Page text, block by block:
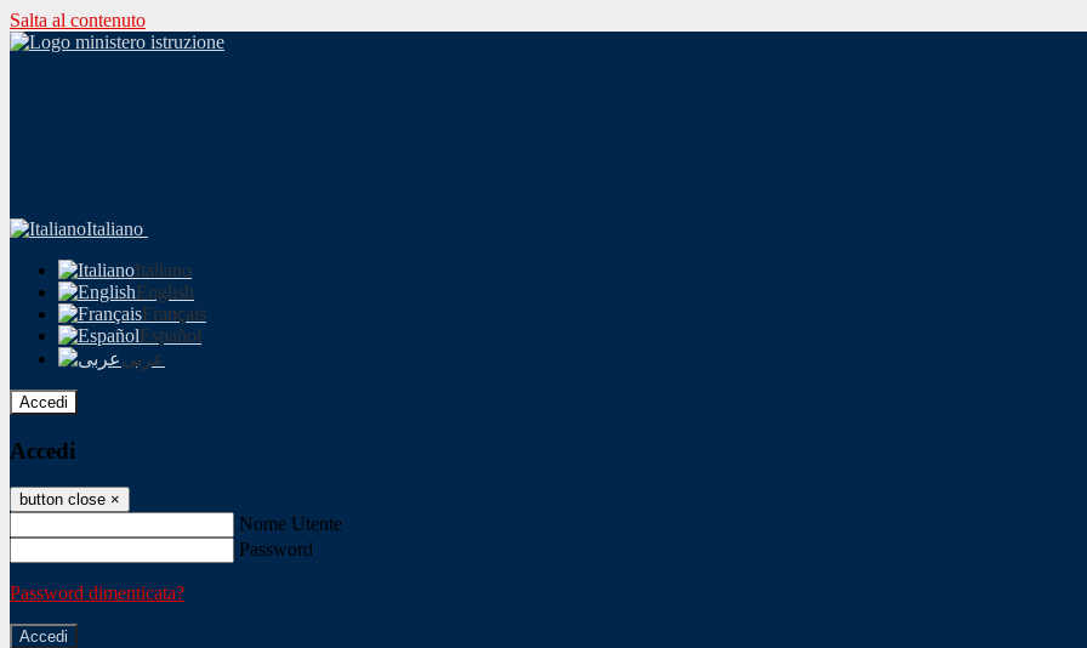
Salta al contenuto
Italiano
Italiano
English
Français
Español
عربى
Accedi
Accedi
button close ×
Nome Utente
Password
Password dimenticata?